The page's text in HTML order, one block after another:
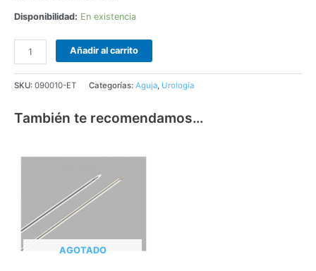
Disponibilidad: En existencia
Añadir al carrito
SKU: 090010-ET Categorías: Aguja, Urología
También te recomendamos…
AGOTADO